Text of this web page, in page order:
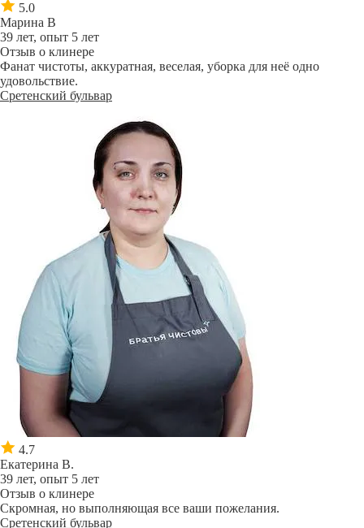
5.0
Марина В
39 лет, опыт 5 лет
Отзыв о клинере
Фанат чистоты, аккуратная, веселая, уборка для неё одно
удовольствие.
Сретенский бульвар
4.7
Екатерина В.
39 лет, опыт 5 лет
Отзыв о клинере
Скромная, но выполняющая все ваши пожелания.
Сретенский бульвар